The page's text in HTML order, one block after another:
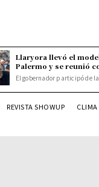
Llaryora llevó el
Palermo y se reunió
El gobernador participó de
REVISTA SHOWUP CLIMA